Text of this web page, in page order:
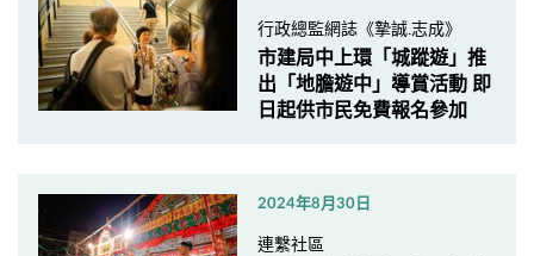
行政總監網誌《摯誠.志成》
市建局中上環「城蹤遊」推
出「地膽遊中」導賞活動 即
日起供市民免費報名參加
2024年8月30日
連繫社區